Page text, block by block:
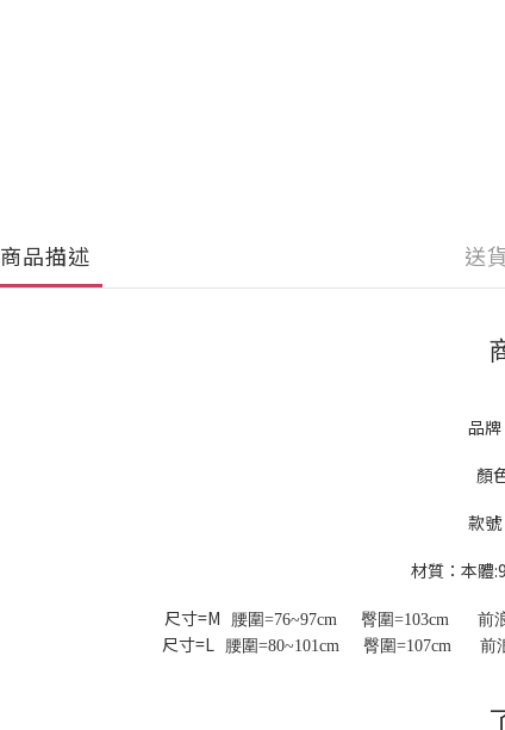
商品描述 送
品
顏
款
材質：本體
尺寸=M
腰圍=76~97cm 臀圍=103cm 前
尺寸=L 腰圍=80~101cm 臀圍=107cm 前